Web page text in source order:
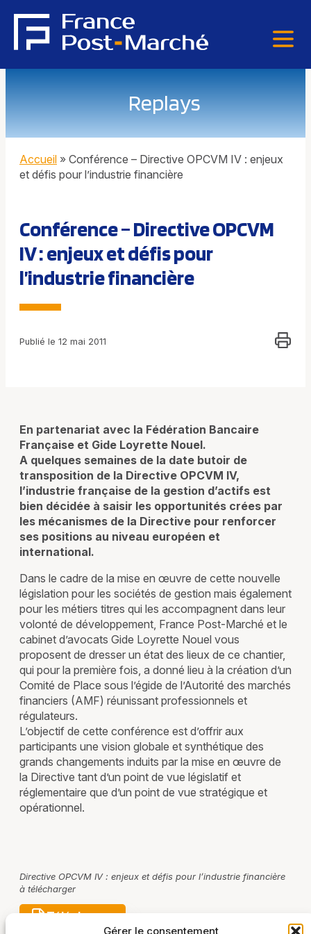
Gérer le consentement
Replays
Accueil » Conférence – Directive OPCVM IV : enjeux
et défis pour l’industrie financière
Conférence – Directive OPCVM
IV : enjeux et défis pour
l’industrie financière
Publié le 12 mai 2011
En partenariat avec la Fédération Bancaire
Française et Gide Loyrette Nouel.
A quelques semaines de la date butoir de
transposition de la Directive OPCVM IV,
l’industrie française de la gestion d’actifs est
bien décidée à saisir les opportunités crées par
les mécanismes de la Directive pour renforcer
ses positions au niveau européen et
international.
Dans le cadre de la mise en œuvre de cette nouvelle
législation pour les sociétés de gestion mais également
pour les métiers titres qui les accompagnent dans leur
volonté de développement, France Post-Marché et le
cabinet d’avocats Gide Loyrette Nouel vous
proposent de dresser un état des lieux de ce chantier,
qui pour la première fois, a donné lieu à la création d’un
Comité de Place sous l’égide de l’Autorité des marchés
financiers (AMF) réunissant professionnels et
régulateurs.
L’objectif de cette conférence est d’offrir aux
participants une vision globale et synthétique des
grands changements induits par la mise en œuvre de
la Directive tant d’un point de vue législatif et
réglementaire que d’un point de vue stratégique et
opérationnel.
Directive OPCVM IV : enjeux et défis pour l’industrie financière
à télécharger
Télécharger